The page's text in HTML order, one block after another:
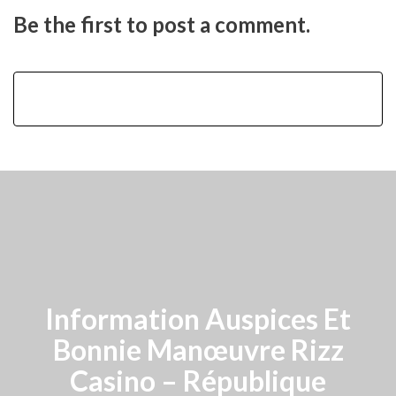
Be the first to post a comment.
Information Auspices Et
Bonnie Manœuvre Rizz
Casino – République